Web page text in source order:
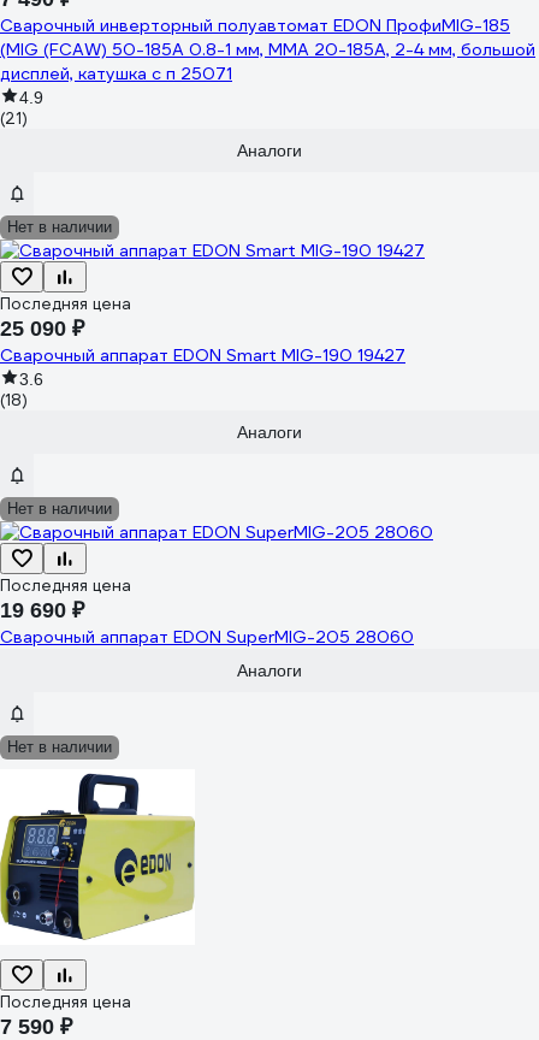
Сварочный инверторный полуавтомат EDON ПрофиMIG-185
(MIG (FCAW) 50-185A 0.8-1 мм, MMA 20-185A, 2-4 мм, большой
дисплей, катушка с п 25071
4.9
(21)
Аналоги
Нет в наличии
Последняя цена
25 090 ₽
Сварочный аппарат EDON Smart MIG-190 19427
3.6
(18)
Аналоги
Нет в наличии
Последняя цена
19 690 ₽
Сварочный аппарат EDON SuperMIG-205 28060
Аналоги
Нет в наличии
Последняя цена
7 590 ₽